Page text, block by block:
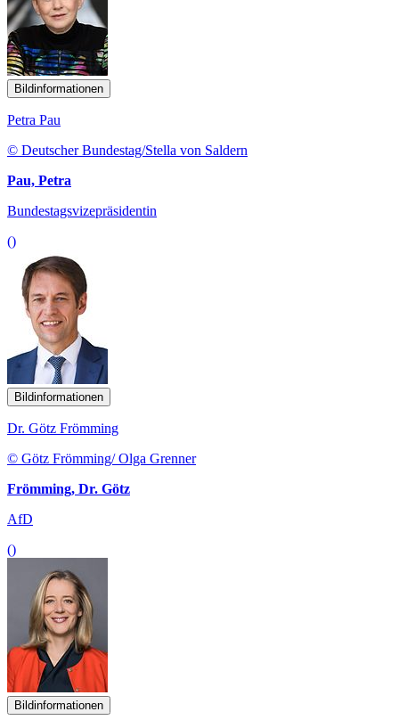
Bildinformationen
Petra Pau
© Deutscher Bundestag/Stella von Saldern
Pau, Petra
Bundestagsvizepräsidentin
()
Bildinformationen
Dr. Götz Frömming
© Götz Frömming/ Olga Grenner
Frömming, Dr. Götz
AfD
()
Bildinformationen